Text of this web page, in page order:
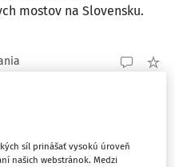
mostov na Slovensku.
síl prinášať vysokú úroveň
našich webstránok. Medzi